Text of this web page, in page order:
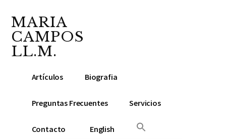
contenido
principal
barra
lateral
footer
menu
MARIA
CAMPOS
LL.M.
Público
Artículos Biografia
Preguntas Frecuentes Servicios
Contacto English